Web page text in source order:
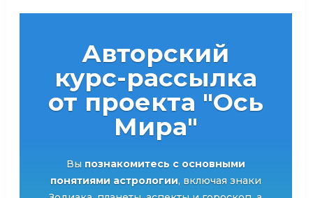
Авторский
курс-рассылка
от проекта "Ось
Мира"
Вы познакомитесь с основными
понятиями астрологии, включая знаки